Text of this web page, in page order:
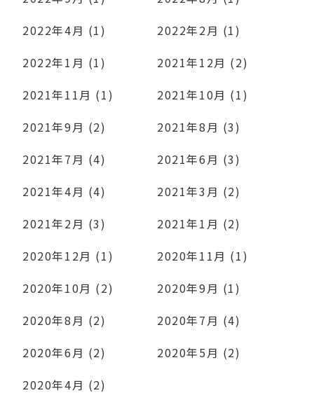
2022年4月 (1)
2022年2月 (1)
2022年1月 (1)
2021年12月 (2)
2021年11月 (1)
2021年10月 (1)
2021年9月 (2)
2021年8月 (3)
2021年7月 (4)
2021年6月 (3)
2021年4月 (4)
2021年3月 (2)
2021年2月 (3)
2021年1月 (2)
2020年12月 (1)
2020年11月 (1)
2020年10月 (2)
2020年9月 (1)
2020年8月 (2)
2020年7月 (4)
2020年6月 (2)
2020年5月 (2)
2020年4月 (2)